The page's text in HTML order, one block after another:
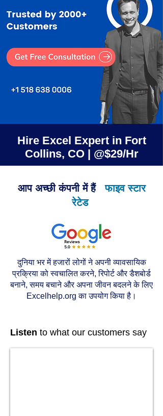
Hire Excel Expert in Fort
Collins, CO | @$29/Hr
आप अच्छी कंपनी में हैं
फाइव स्टार
रेटेड
दुनिया भर में हजारों लोगों ने अपनी व्यावसायिक
प्रक्रिया को स्वचालित करने, रिपोर्ट और डैशबोर्ड
बनाने, समय बचाने और अपना जीवन बदलने के लिए
Excelhelp.org का उपयोग किया है।
Listen to what our customers say